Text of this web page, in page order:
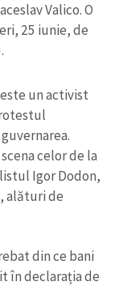
Valico. O
25 iunie, de
este un activist
celor de la
Igor Dodon,
alături de
din ce bani
în declarația de